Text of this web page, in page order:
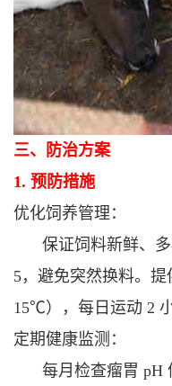
三、防治方案
1. 预防措施
优化饲养管理：
保证饲料新鲜、
5，避免突然换料。 提
15℃），每日运动 2
定期健康监测：
每月检查瘤胃 pH